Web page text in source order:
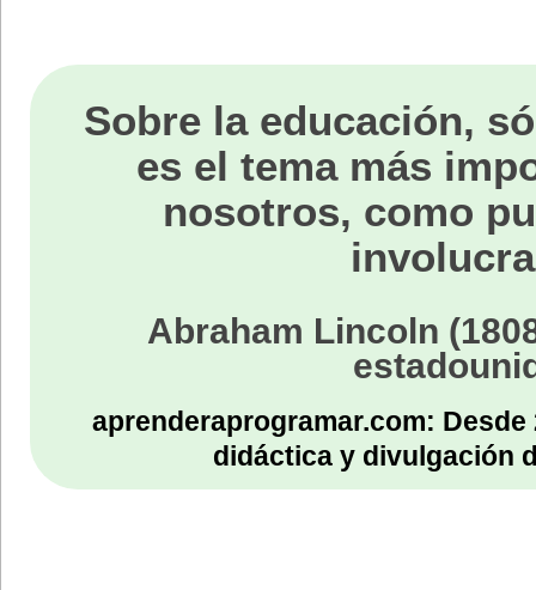
Sobre la educación,
es el tema más
nosotros, como
Abraham Lincoln
aprenderaprogramar.com:
didáctica y divulgación